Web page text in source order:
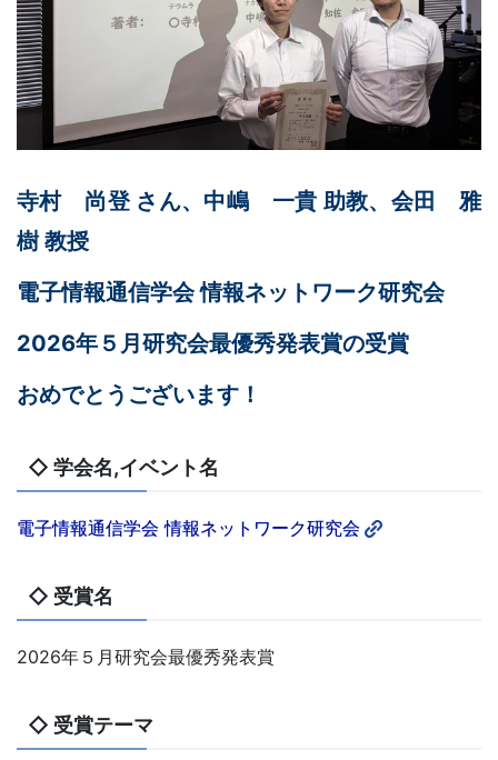
寺村 尚登 さん、中嶋 一貴 助教、会田 雅
樹 教授
電子情報通信学会 情報ネットワーク研究会
2026年５月研究会最優秀発表賞の受賞
おめでとうございます！
◇ 学会名,イベント名
電子情報通信学会 情報ネットワーク研究会
◇ 受賞名
2026年５月研究会最優秀発表賞
◇ 受賞テーマ